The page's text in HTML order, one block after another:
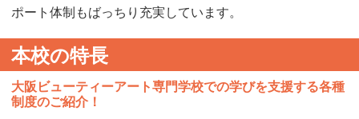
ポート体制もばっちり充実しています。
本校の特長
大阪ビューティーアート専門学校での学びを支援する各種
制度のご紹介！